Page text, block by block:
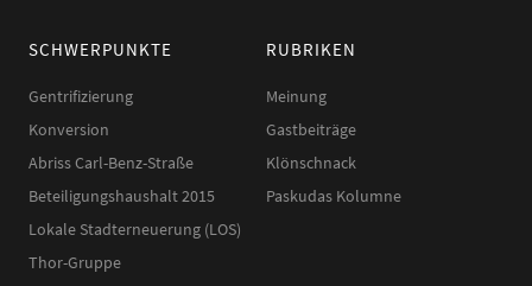
SCHWERPUNKTE
Gentrifizierung
Konversion
Abriss Carl-Benz-Straße
Beteiligungshaushalt 2015
Lokale Stadterneuerung (LOS)
Thor-Gruppe
RUBRIKEN
Meinung
Gastbeiträge
Klönschnack
Paskudas Kolumne